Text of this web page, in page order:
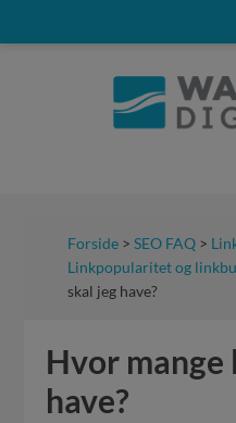
Forside >SEO FAQ >
Linkpopularitet og
skal jeg have?
Hvor mange
have?